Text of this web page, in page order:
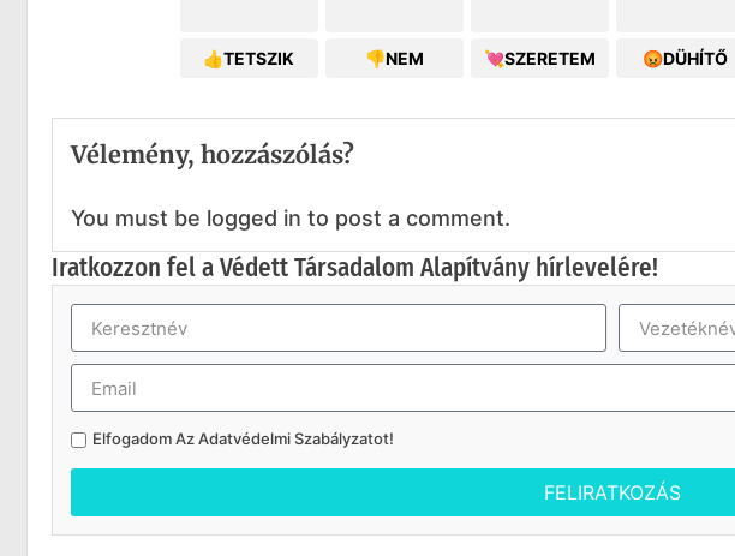
👍TETSZIK 👎NEM 💘SZERETEM 😡DÜHÍTŐ
Vélemény, hozzászólás?
You must be logged in to post a comment.
Iratkozzon fel a Védett Társadalom Alapítvány hírlevelére!
Elfogadom AzAdatvédelmi Szabályzatot!
FELIRATKOZÁS